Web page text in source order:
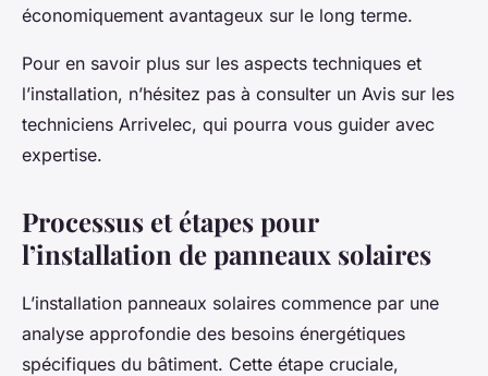
économiquement avantageux sur le long terme.
Pour en savoir plus sur les aspects techniques et
l’installation, n’hésitez pas à consulter un Avis sur les
techniciens Arrivelec, qui pourra vous guider avec
expertise.
Processus et étapes pour
l’installation de panneaux solaires
L’installation panneaux solaires commence par une
analyse approfondie des besoins énergétiques
spécifiques du bâtiment. Cette étape cruciale,